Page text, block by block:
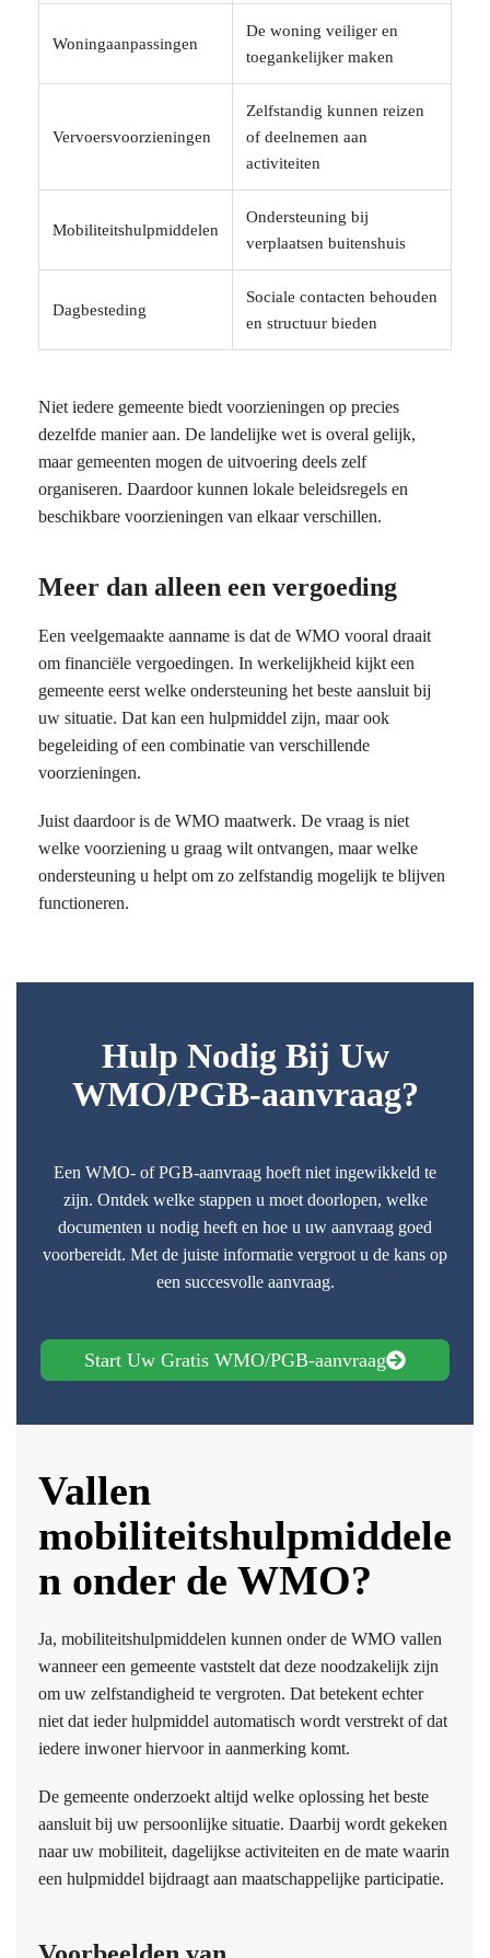
Woningaanpassingen
De woning veiliger en
toegankelijker maken
Vervoersvoorzieningen
Zelfstandig kunnen reizen
of deelnemen aan
activiteiten
Mobiliteitshulpmiddelen
Ondersteuning bij
verplaatsen buitenshuis
Dagbesteding
Sociale contacten behouden
en structuur bieden
Niet iedere gemeente biedt voorzieningen op precies
dezelfde manier aan. De landelijke wet is overal gelijk,
maar gemeenten mogen de uitvoering deels zelf
organiseren. Daardoor kunnen lokale beleidsregels en
beschikbare voorzieningen van elkaar verschillen.
Meer dan alleen een vergoeding
Een veelgemaakte aanname is dat de WMO vooral draait
om financiële vergoedingen. In werkelijkheid kijkt een
gemeente eerst welke ondersteuning het beste aansluit bij
uw situatie. Dat kan een hulpmiddel zijn, maar ook
begeleiding of een combinatie van verschillende
voorzieningen.
Juist daardoor is de WMO maatwerk. De vraag is niet
welke voorziening u graag wilt ontvangen, maar welke
ondersteuning u helpt om zo zelfstandig mogelijk te blijven
functioneren.
Hulp Nodig Bij Uw
WMO/PGB-aanvraag?
Een WMO- of PGB-aanvraag hoeft niet ingewikkeld te
zijn. Ontdek welke stappen u moet doorlopen, welke
documenten u nodig heeft en hoe u uw aanvraag goed
voorbereidt. Met de juiste informatie vergroot u de kans op
een succesvolle aanvraag.
Start Uw Gratis WMO/PGB-aanvraag
Vallen
mobiliteitshulpmiddele
n onder de WMO?
Ja, mobiliteitshulpmiddelen kunnen onder de WMO vallen
wanneer een gemeente vaststelt dat deze noodzakelijk zijn
om uw zelfstandigheid te vergroten. Dat betekent echter
niet dat ieder hulpmiddel automatisch wordt verstrekt of dat
iedere inwoner hiervoor in aanmerking komt.
De gemeente onderzoekt altijd welke oplossing het beste
aansluit bij uw persoonlijke situatie. Daarbij wordt gekeken
naar uw mobiliteit, dagelijkse activiteiten en de mate waarin
een hulpmiddel bijdraagt aan maatschappelijke participatie.